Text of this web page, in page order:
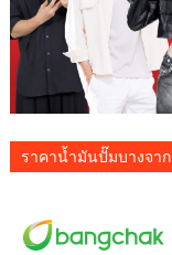
ราคาน้ำมันปั๊มบางจาก